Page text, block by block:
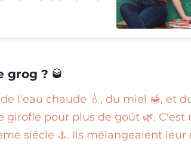
grog ? 🥃
l'eau chaude 💧, du miel 🍯, et
girofle pour plus de goût 🌿. C'est
siècle ⚓. Ils mélangeaient leur